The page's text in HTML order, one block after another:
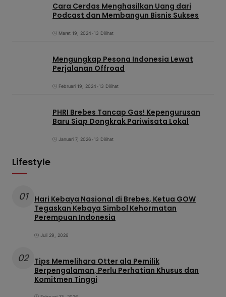
Cara Cerdas Menghasilkan Uang dari
Podcast dan Membangun Bisnis Sukses
Maret 19, 2024•13 Dilihat
Mengungkap Pesona Indonesia Lewat
Perjalanan Offroad
Februari 19, 2024•13 Dilihat
PHRI Brebes Tancap Gas! Kepengurusan
Baru Siap Dongkrak Pariwisata Lokal
Januari 7, 2026•13 Dilihat
Lifestyle
01
Hari Kebaya Nasional di Brebes, Ketua GOW
Tegaskan Kebaya Simbol Kehormatan
Perempuan Indonesia
Juli 29, 2026
02 Tips Memelihara Otter ala Pemilik
Berpengalaman, Perlu Perhatian Khusus dan
Komitmen Tinggi